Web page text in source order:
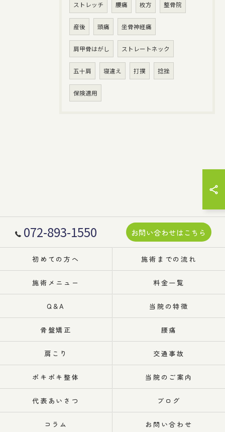
ストレッチ 腰痛 枚方 整骨院
産後 頭痛 坐骨神経痛
肩甲骨はがし ストレートネック
五十肩 寝違え 打撲 捻挫
保険適用
072-893-1550 お問い合わせはこちら
初めての方へ 施術までの流れ
施術メニュー 料金一覧
Q&A 当院の特徴
骨盤矯正 腰痛
肩こり 交通事故
ポキポキ整体 当院のご案内
代表あいさつ ブログ
コラム お問い合わせ